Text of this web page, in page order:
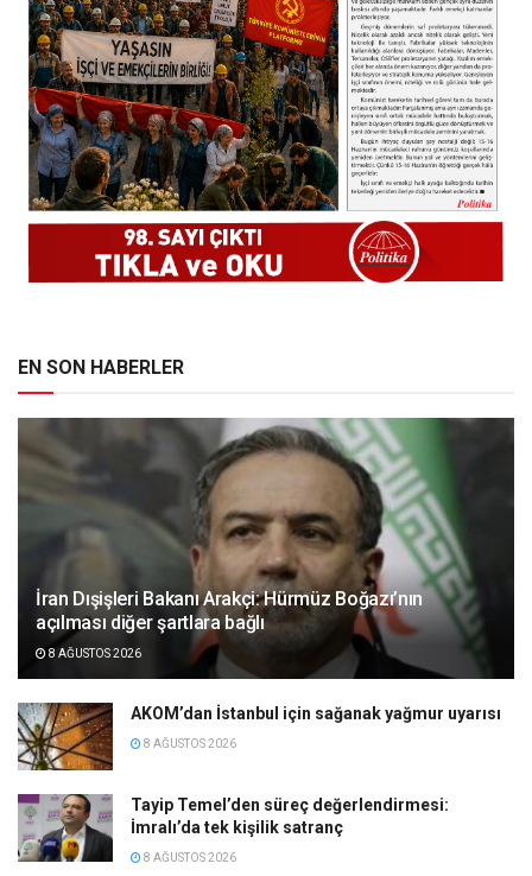
EN SON HABERLER
İran Dışişleri Bakanı Arakçi: Hürmüz Boğazı’nın
açılması diğer şartlara bağlı
8 AĞUSTOS 2026
AKOM’dan İstanbul için sağanak yağmur uyarısı
8 AĞUSTOS 2026
Tayip Temel’den süreç değerlendirmesi:
İmralı’da tek kişilik satranç
8 AĞUSTOS 2026